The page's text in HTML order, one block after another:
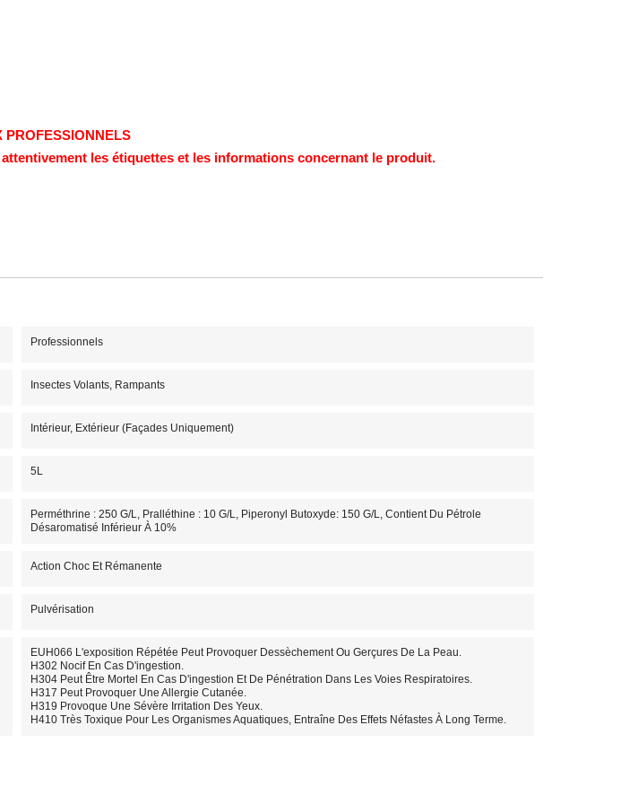
PROFESSIONNELS
les étiquettes et les informations concernant le produit.
Professionnels
Insectes Volants, Rampants
Intérieur, Extérieur (Façades Uniquement)
5L
Perméthrine : 250 G/L, Pralléthine : 10 G/L, Piperonyl Butoxyde: 150 G/L, Contient Du Pétrole
Désaromatisé Inférieur À 10%
Action Choc Et Rémanente
Pulvérisation
EUH066 L'exposition Répétée Peut Provoquer Dessèchement Ou Gerçures De La Peau.
H302 Nocif En Cas D'ingestion.
H304 Peut Être Mortel En Cas D'ingestion Et De Pénétration Dans Les Voies Respiratoires.
H317 Peut Provoquer Une Allergie Cutanée.
H319 Provoque Une Sévère Irritation Des Yeux.
H410 Très Toxique Pour Les Organismes Aquatiques, Entraîne Des Effets Néfastes À Long Terme.